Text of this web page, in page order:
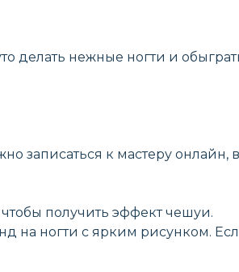
делать нежные ногти и
записаться к мастеру онлайн,
получить эффект чешуи.
на ногти с ярким рисунком.